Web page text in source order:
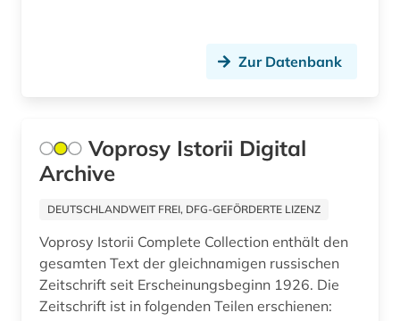
internationales recht (1)
iosif v. (1)
iranistik (1)
Zur Datenbank
Voprosy Istorii Digital
Archive
DEUTSCHLANDWEIT FREI, DFG-GEFÖRDERTE LIZENZ
Voprosy Istorii Complete Collection enthält den
gesamten Text der gleichnamigen russischen
Zeitschrift seit Erscheinungsbeginn 1926. Die
Zeitschrift ist in folgenden Teilen erschienen: